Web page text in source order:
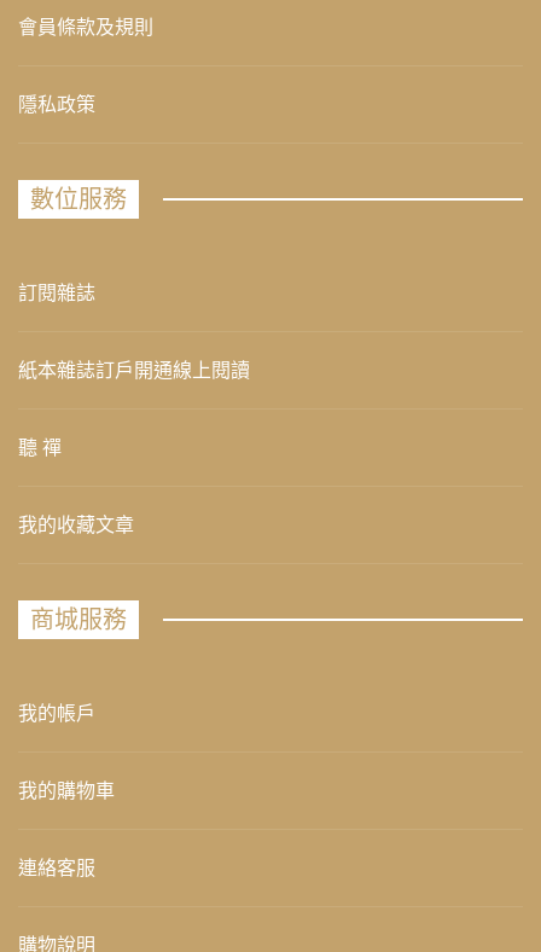
會員條款及規則
隱私政策
數位服務
訂閱雜誌
紙本雜誌訂戶開通線上閱讀
聽 禪
我的收藏文章
商城服務
我的帳戶
我的購物車
連絡客服
購物說明